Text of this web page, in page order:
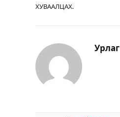
ХУВААЛЦАХ.
Урлаг